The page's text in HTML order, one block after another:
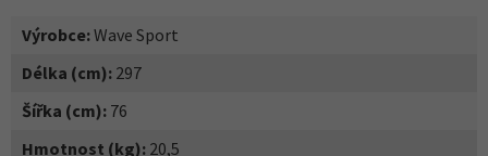
Výrobce:Wave Sport
Délka (cm): 297
Šířka (cm): 76
Hmotnost (kg): 20,5